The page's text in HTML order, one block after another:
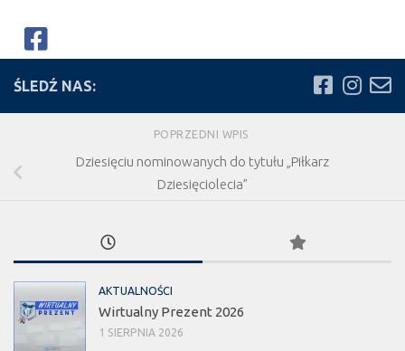
ŚLEDŹ NAS:
POPRZEDNI WPIS
Dziesięciu nominowanych do tytułu „Piłkarz
Dziesięciolecia”
AKTUALNOŚCI
Wirtualny Prezent 2026
1 SIERPNIA 2026